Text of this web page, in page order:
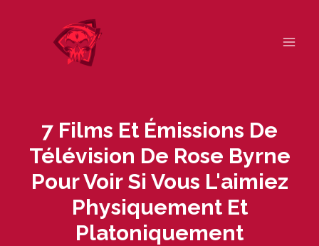
7 Films Et Émissions De
Télévision De Rose Byrne
Pour Voir Si Vous L'aimiez
Physiquement Et
Platoniquement